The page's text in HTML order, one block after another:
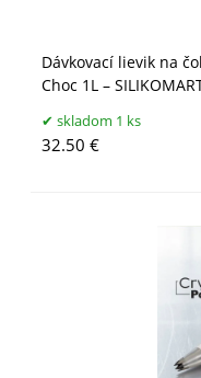
Dávkovací lievik na
Choc 1L –
skladom 1 ks
32.50 €